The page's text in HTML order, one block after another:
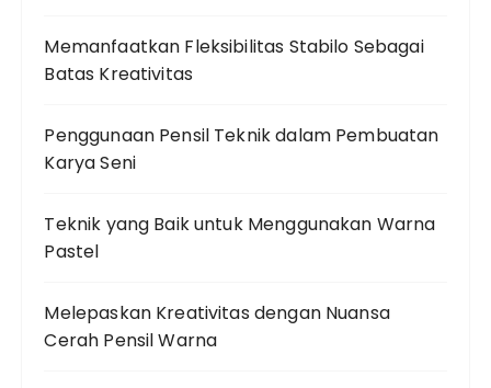
Memanfaatkan Fleksibilitas Stabilo Sebagai
Batas Kreativitas
Penggunaan Pensil Teknik dalam Pembuatan
Karya Seni
Teknik yang Baik untuk Menggunakan Warna
Pastel
Melepaskan Kreativitas dengan Nuansa
Cerah Pensil Warna